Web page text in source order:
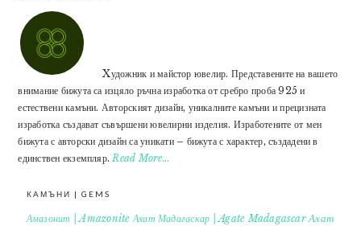
Xудожник и майстор ювелир. Представените на вашето
внимание бижута са изцяло ръчна изработка от сребро проба 925 и
естествени камъни. Авторският дизайн, уникалните камъни и прецизната
изработка създават съвършени ювелирни изделия. Изработените от мен
бижута с авторски дизайн са уникати – бижута с характер, създадени в
единствен екземпляр.Read More…
КАМЪНИ | GEMS
Амазонит | Amazonite Ахат Мадагаскар | Agate Madagascar Ахат